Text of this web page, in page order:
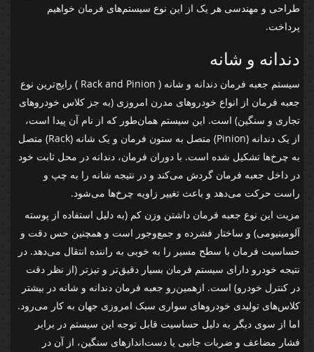
طراحی و مهندسی هر یک از این نوع سیستم‌های فرمان خواهیم
پرداخت.
دندانه و شانه
سیستم جعبه فرمان دندانه و شانه ( Rack and Pinion ) رایج‌ترین نوع
جعبه فرمان از انواع خودروهای مدرن امروزی (به جز کلاس خودروهای
تجاری و سنگین) است. این سیستم همان‌طور که از نام آن پیدا است،
از یک دندانه (Pinion) متصل به ستون فرمان و یک شانه (Rack) متصل
به چرخ‌ها تشکیل شده است. با دوران فرمان، دندانه در محل ثابت خود
در داخل جعبه فرمان گردش می‌کند و در نتیجه شانه را به چپ و
راست حرکت می‌دهد و باعث تغییر زاویه چرخ‌ها می‌شود.
مزیت این نوع جعبه فرمان داشتن وزن کم (به دلیل استفاده از پوسته
آلومینیومی) و ساختار فشرده و جمع‌وجور است و همچنین حس دقت و
حساسیت فرمان با سطح مسیر را به خوبی به راننده انتقال می‌دهد. در
نتیجه خودرو دارای سیستم فرمان بسیار دقیق‌تر و تیز‌تر (از نظر دقت
در کنترل خودرو) است. ازهمین‌رو جعبه فرمان دندانه و شانه در بیشتر
کلاس‌های تولیدی خودروهای سواری سبک امروزی جهان به کار می‌رود.
اما از سوی دیگر به دلیل حساسیت قابل توجه این سیستم در برابر
فشار مضاعف و ضربات جانبی یا دست‌اندازهای سنگین، از آن در